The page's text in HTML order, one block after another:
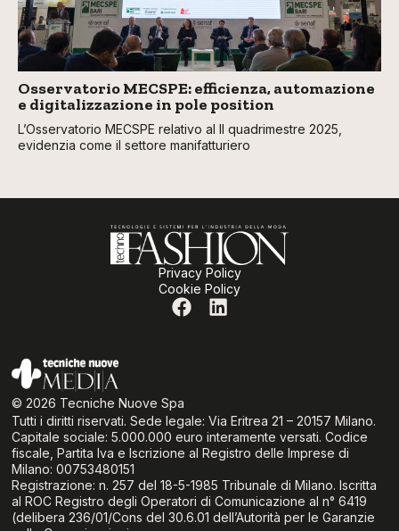
Osservatorio MECSPE: efficienza, automazione
e digitalizzazione in pole position
L’Osservatorio MECSPE relativo al II quadrimestre 2025,
evidenzia come il settore manifatturiero
Privacy Policy
Cookie Policy
© 2026 Tecniche Nuove Spa
Tutti i diritti riservati. Sede legale: Via Eritrea 21 – 20157 Milano.
Capitale sociale: 5.000.000 euro interamente versati. Codice
fiscale, Partita Iva e Iscrizione al Registro delle Imprese di
Milano: 00753480151
Registrazione: n. 257 del 18-5-1985 Tribunale di Milano. Iscritta
al ROC Registro degli Operatori di Comunicazione al n° 6419
(delibera 236/01/Cons del 30.6.01 dell’Autorità per le Garanzie